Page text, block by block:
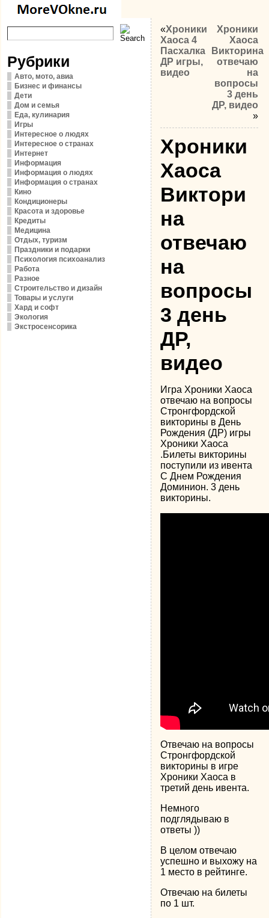
Рубрики
Авто, мото, авиа
Бизнес и финансы
Дети
Дом и семья
Еда, кулинария
Игры
Интересное о людях
Интересное о странах
Интернет
Информация
Информация о людях
Информация о странах
Кино
Кондиционеры
Красота и здоровье
Кредиты
Медицина
Отдых, туризм
Праздники и подарки
Психология психоанализ
Работа
Разное
Строительство и дизайн
Товары и услуги
Хард и софт
Экология
Экстросенсорика
«Хроники
Хаоса 4
Пасхалка
ДР игры,
видео
Хроники
Хаоса
Викторина
отвечаю
на
вопросы
3 день
ДР, видео
»
Хроники
Хаоса
Виктори
на
отвечаю
на
вопросы
3 день
ДР,
видео
Игра Хроники Хаоса
отвечаю на вопросы
Стронгфордской
викторины в День
Рождения (ДР) игры
Хроники Хаоса
.Билеты викторины
поступили из ивента
С Днем Рождения
Доминион. 3 день
викторины.
Отвечаю на вопросы
Стронгфордской
викторины в игре
Хроники Хаоса в
третий день ивента.
Немного
подглядываю в
ответы ))
В целом отвечаю
успешно и выхожу на
1 место в рейтинге.
Отвечаю на билеты
по 1 шт.